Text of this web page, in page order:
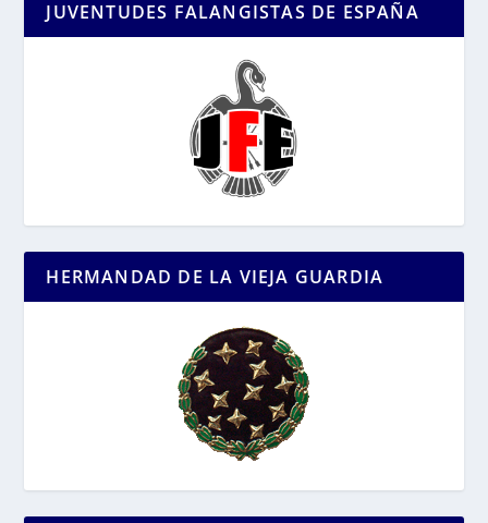
JUVENTUDES FALANGISTAS DE ESPAÑA
HERMANDAD DE LA VIEJA GUARDIA